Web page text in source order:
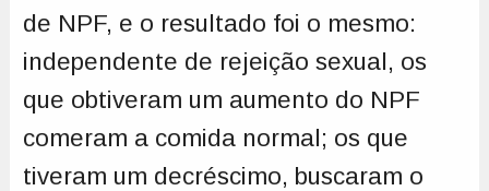
de NPF, e o resultado foi o mesmo:
independente de rejeição sexual, os
que obtiveram um aumento do NPF
comeram a comida normal; os que
tiveram um decréscimo, buscaram o